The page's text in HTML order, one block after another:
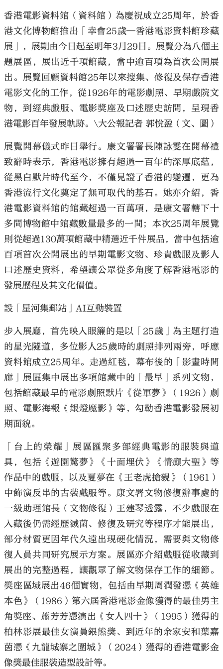
香港電影資料館（資料館）為慶祝成立25周年，於香
港文化博物館推出「幸會25歲─香港電影資料館珍藏
展」，展期由今日起至明年3月29日。展覽分為八個主
題展區，展出近千項館藏，當中逾百項為首次公開展
出。展覽回顧資料館25年以來搜集、修復及保存香港
電影文化的工作，從1926年的電影劇照、早期戲院文
物，到經典戲服、電影獎座及口述歷史訪問，呈現香
港電影百年發展軌跡。\大公報記者 郭悅盈（文、圖）
展覽開幕儀式昨日舉行。康文署署長陳詠雯在開幕禮
致辭時表示，香港電影擁有超過一百年的深厚底蘊，
從黑白默片時代至今，不僅見證了香港的變遷，更為
香港流行文化奠定了無可取代的基石。她亦介紹，香
港電影資料館的館藏超過一百萬項，是康文署轄下十
多間博物館中館藏數量最多的一間；本次25周年展覽
則從超過130萬項館藏中精選近千件展品，當中包括逾
百項首次公開展出的早期電影文物、珍貴戲服及影人
口述歷史資料，希望讓公眾從多角度了解香港電影的
發展歷程及其文化價值。
設「星河集郵站」AI互動裝置
步入展廳，首先映入眼簾的是以「25歲」為主題打造
的星光隧道，多位影人25歲時的劇照排列兩旁，呼應
資料館成立25周年。走過紅毯，幕布後的「影畫時間
廊」展區集中展出多項館藏中的「最早」系列文物，
包括館藏最早的電影劇照默片《從軍夢》（1926）劇
照、電影海報《銀燈魔影》等，勾勒香港電影發展初
期面貌。
「台上的榮耀」展區匯聚多部經典電影的服裝與道
具，包括《遊園驚夢》《十面埋伏》《情癲大聖》等
作品中的戲服，以及夏夢在《王老虎搶親》（1961）
中飾演反串的古裝戲服等。康文署文物修復辦事處的
一級助理館長（文物修復）王建琴透露，不少戲服在
入藏後仍需經歷滅菌、修復及研究等程序才能展出，
部分材質更因年代久遠出現硬化情況，需要與文物修
復人員共同研究展示方案。展區亦介紹戲服從收藏到
展出的完整過程，讓觀眾了解文物保存工作的細節。
獎座區域展出46個實物，包括由早期周潤發憑《英雄
本色》（1986）第六屆香港電影金像獲得的最佳男主
角獎座、蕭芳芳憑演出《女人四十》（1995）獲得的
柏林影展最佳女演員銀熊獎、到近年的余家安和葉嘉
茵憑《九龍城寨之圍城》（2024）獲得的香港電影金
像獎最佳服裝造型設計等。